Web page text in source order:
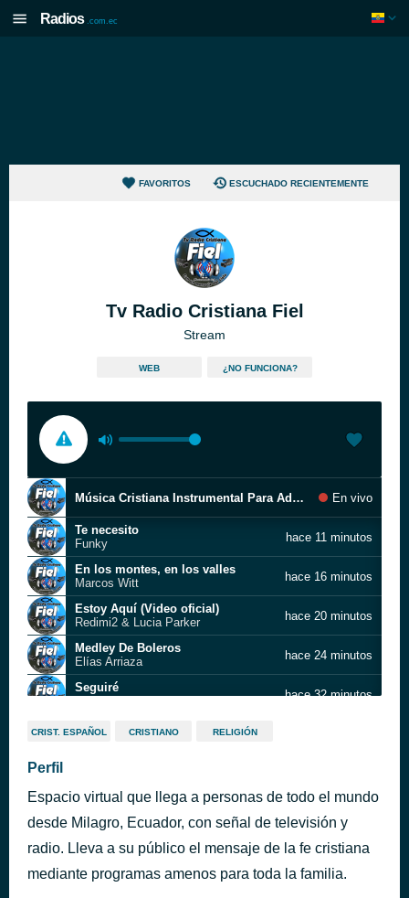
Radios .com.ec
FAVORITOS ESCUCHADO RECIENTEMENTE
Tv Radio Cristiana Fiel
Stream
WEB ¿NO FUNCIONA?
Música Cristiana Instrumental Para Adorar A Dios Sana Nuestra Tierra Intimidad Con Dios En vivo
Te necesito
Funky
hace 11 minutos
En los montes, en los valles
Marcos Witt
hace 16 minutos
Estoy Aquí (Video oficial)
Redimi2 & Lucia Parker
hace 20 minutos
Medley De Boleros
Elías Arriaza
hace 24 minutos
Seguiré
hace 32 minutos
En el principio
Soy libre
Elmer Hernandez y Gloria de Sion
Jesús Mi Fiel Amigo (Sesión Orgánica)
hace 54 minutos
CRIST. ESPAÑOL CRISTIANO RELIGIÓN
Perfil
Espacio virtual que llega a personas de todo el mundo
desde Milagro, Ecuador, con señal de televisión y
radio. Lleva a su público el mensaje de la fe cristiana
mediante programas amenos para toda la familia.